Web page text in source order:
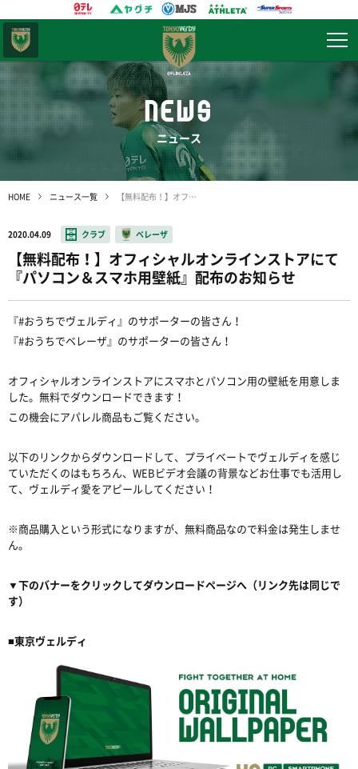
NEWS
ニュース
HOME ニュース一覧 【無料配布！】オフィシャルオンラインストアにて『パソコン＆スマホ用壁紙』配布のお知らせ
2020.04.09 クラブ ベレーザ
【無料配布！】オフィシャルオンラインストアにて
『パソコン＆スマホ用壁紙』配布のお知らせ
『#おうちでヴェルディ』のサポーターの皆さん！
『#おうちでベレーザ』のサポーターの皆さん！
オフィシャルオンラインストアにスマホとパソコン用の壁紙を用意しま
した。無料でダウンロードできます！
この機会にアパレル商品もご覧ください。
以下のリンクからダウンロードして、プライベートでヴェルディを感じ
ていただくのはもちろん、WEBビデオ会議の背景などお仕事でも活用し
て、ヴェルディ愛をアピールしてください！
※商品購入という形式になりますが、無料商品なので料金は発生しませ
ん。
▼下のバナーをクリックしてダウンロードページへ（リンク先は同じで
す）
■東京ヴェルディ